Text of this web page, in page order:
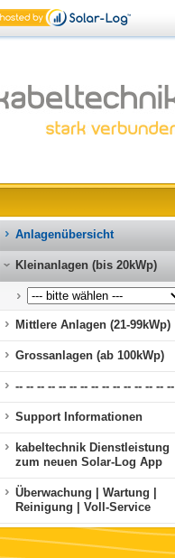
Anlagenübersicht
Kleinanlagen (bis 20kWp)
Mittlere Anlagen (21-99kWp)
Grossanlagen (ab 100kWp)
-- -- -- -- -- -- -- -- -- -- -- -- -- -- --
Support Informationen
kabeltechnik Dienstleistung
zum neuen Solar-Log App
Überwachung | Wartung |
Reinigung | Voll-Service